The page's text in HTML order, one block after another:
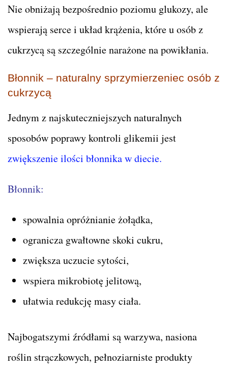
Nie obniżają bezpośrednio poziomu glukozy, ale
wspierają serce i układ krążenia, które u osób z
cukrzycą są szczególnie narażone na powikłania.
Błonnik – naturalny sprzymierzeniec osób z
cukrzycą
Jednym z najskuteczniejszych naturalnych
sposobów poprawy kontroli glikemii jest
zwiększenie ilości błonnika w diecie.
Błonnik:
spowalnia opróżnianie żołądka,
ogranicza gwałtowne skoki cukru,
zwiększa uczucie sytości,
wspiera mikrobiotę jelitową,
ułatwia redukcję masy ciała.
Najbogatszymi źródłami są warzywa, nasiona
roślin strączkowych, pełnoziarniste produkty